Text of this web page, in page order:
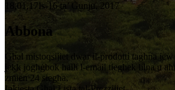
18,01,17Is-16 ta’ Ġunju, 2017
Abbona
Għal mistoqsijiet dwar il-prodotti tagħna
jekk jogħġbok ħalli l-email tiegħek lilna u
żmien 24 siegħa.